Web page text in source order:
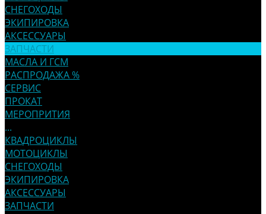
СНЕГОХОДЫ
ЭКИПИРОВКА
АКСЕССУАРЫ
ЗАПЧАСТИ
МАСЛА И ГСМ
РАСПРОДАЖА %
СЕРВИС
ПРОКАТ
МЕРОПРИТИЯ
...
КВАДРОЦИКЛЫ
МОТОЦИКЛЫ
СНЕГОХОДЫ
ЭКИПИРОВКА
АКСЕССУАРЫ
ЗАПЧАСТИ